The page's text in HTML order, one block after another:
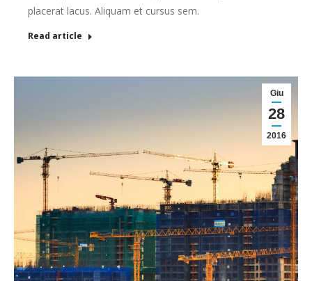
placerat lacus. Aliquam et cursus sem.
Read article
Giu
28
2016